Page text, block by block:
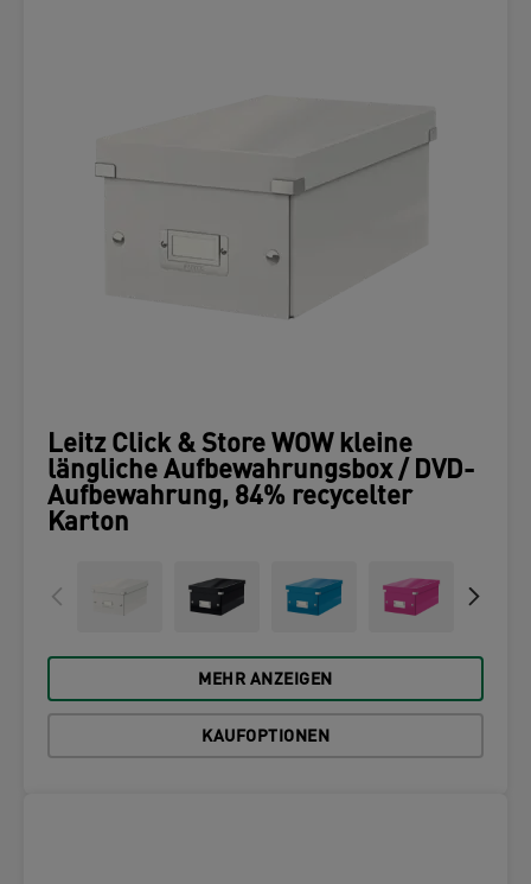
Leitz Click & Store WOW kleine
längliche Aufbewahrungsbox / DVD-
Aufbewahrung, 84% recycelter
Karton
MEHR ANZEIGEN
KAUFOPTIONEN